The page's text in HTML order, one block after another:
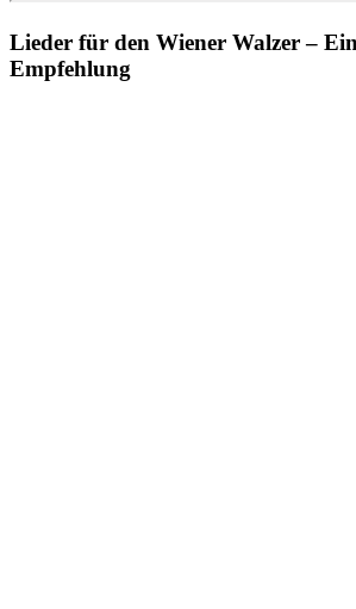
Lieder für den Wiener Walzer –
Empfehlung